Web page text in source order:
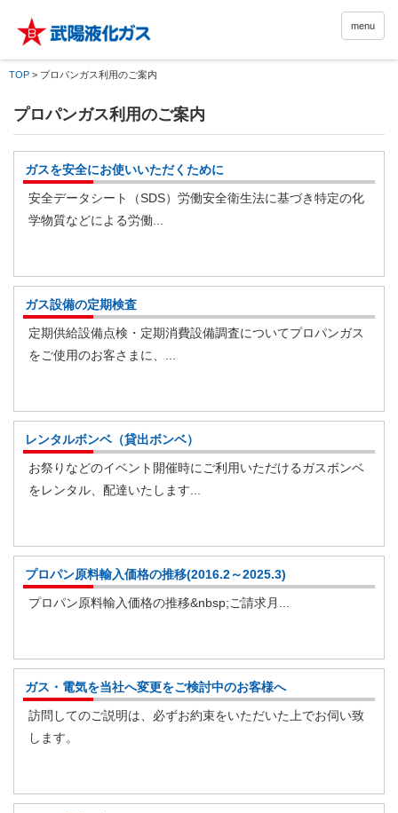
menu
TOP > プロパンガス利用のご案内
プロパンガス利用のご案内
ガスを安全にお使いいただくために
安全データシート（SDS）労働安全衛生法に基づき特定の化
学物質などによる労働...
ガス設備の定期検査
定期供給設備点検・定期消費設備調査についてプロパンガス
をご使用のお客さまに、...
レンタルボンベ（貸出ボンベ）
お祭りなどのイベント開催時にご利用いただけるガスボンベ
をレンタル、配達いたします...
プロパン原料輸入価格の推移(2016.2～2025.3)
プロパン原料輸入価格の推移&nbsp;ご請求月...
ガス・電気を当社へ変更をご検討中のお客様へ
訪問してのご説明は、必ずお約束をいただいた上でお伺い致
します。